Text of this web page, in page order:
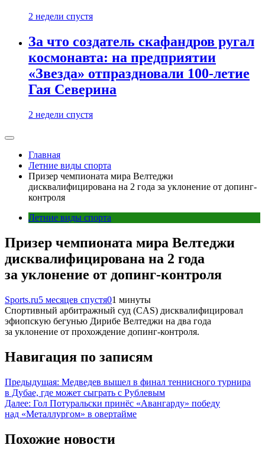
2 недели спустя
За что создатель скафандров ругал
космонавта: на предприятии
«Звезда» отпраздновали 100-летие
Гая Северина
2 недели спустя
Главная
Летние виды спорта
Призер чемпионата мира Велтеджи
дисквалифицирована на 2 года за уклонение от допинг-
контроля
Летние виды спорта
Призер чемпионата мира Велтеджи
дисквалифицирована на 2 года
за уклонение от допинг-контроля
Sports.ru5 месяцев спустя01 минуты
Спортивный арбитражный суд (CAS) дисквалифицировал
эфиопскую бегунью Дирибе Велтеджи на два года
за уклонение от прохождение допинг-контроля.
Навигация по записям
Предыдущая: Медведев вышел в финал теннисного турнира
в Дубае, где может сыграть с Рублевым
Далее: Гол Потуральски принёс «Авангарду» победу
над «Металлургом» в овертайме
Похожие новости